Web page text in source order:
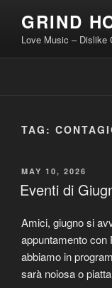
content
GRIND
Love Music – Dislike
TAG:
POSTED
ON
MAY 10, 2026
Eventi di
Amici, giugno si
appuntamento con
abbiamo in
sarà noiosa o